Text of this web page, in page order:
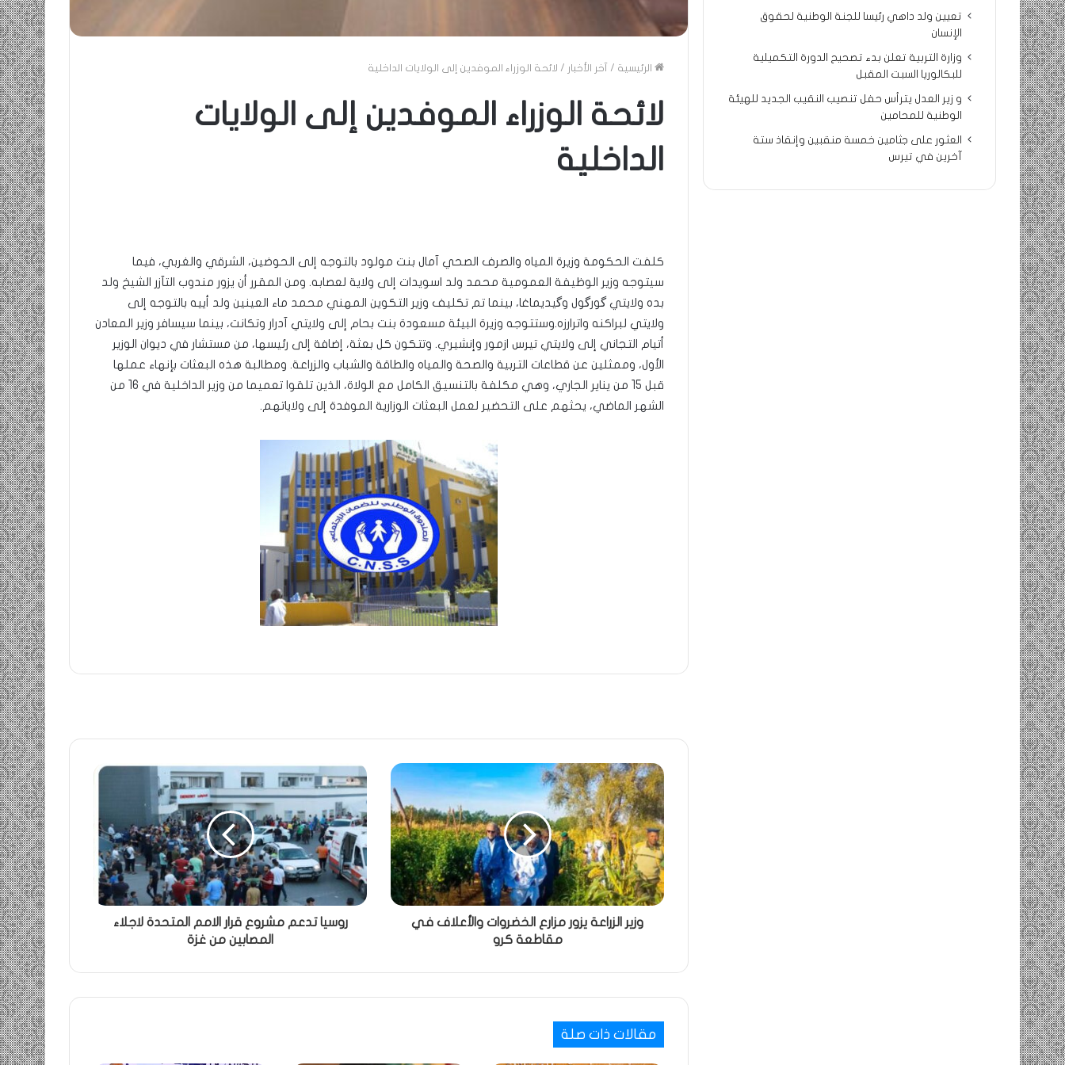
الرئيسية / آخر الأخبار / لائحة الوزراء الموفدين إلى الولايات الداخلية
لائحة الوزراء الموفدين إلى الولايات
الداخلية
كلفت الحكومة وزيرة المياه والصرف الصحي آمال بنت مولود بالتوجه إلى الحوضين، الشرقي والغربي، فيما
سيتوجه وزير الوظيفة العمومية محمد ولد اسويدات إلى ولاية لعصابه. ومن المقرر أن يزور مندوب التآزر الشيخ ولد
بده ولايتي گورگول وگيديماغا، بينما تم تكليف وزير التكوين المهني محمد ماء العينين ولد أييه بالتوجه إلى
ولايتي لبراكنه واترارزه.وستتوجه وزيرة البيئة مسعودة بنت بحام إلى ولايتي آدرار وتكانت، بينما سيسافر وزير المعادن
أتيام التجاني إلى ولايتي تيرس ازمور وإنشيري. وتتكون كل بعثة، إضافة إلى رئيسها، من مستشار في ديوان الوزير
الأول، وممثلين عن قطاعات التربية والصحة والمياه والطاقة والشباب والزراعة. ومطالبة هذه البعثات بإنهاء عملها
قبل 15 من يناير الجاري، وهي مكلفة بالتنسيق الكامل مع الولاة، الذين تلقوا تعميما من وزير الداخلية في 16 من
الشهر الماضي، يحثهم على التحضير لعمل البعثات الوزارية الموفدة إلى ولاياتهم.
وزير الزراعة يزور مزارع الخضروات والأعلاف في
مقاطعة كرو
روسيا تدعم مشروع قرار الامم المتحدة لاجلاء
المصابين من غزة
مقالات ذات صلة
تعيين ولد داهي رئيسا للجنة الوطنية لحقوق
الإنسان
وزارة التربية تعلن بدء تصحيح الدورة التكميلية
للبكالوريا السبت المقبل
و زير العدل يترأس حفل تنصيب النقيب الجديد للهيئة
الوطنية للمحامين
العثور على جثامين خمسة منقبين وإنقاذ ستة
آخرين في تيرس